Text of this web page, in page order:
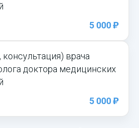
5 000)
врача
доктора медицинских
5 000)